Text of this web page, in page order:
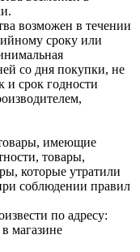
возможен в течении
сроку или
со дня покупки, не
и срок годности
имеющие
товары,
которые утратили
соблюдении правил
по адресу:
магазине